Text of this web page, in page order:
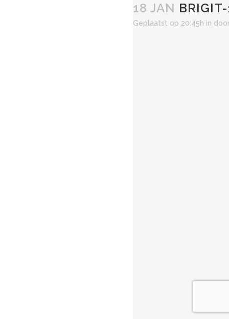
18 JAN
Geplaatst op 20:45h in